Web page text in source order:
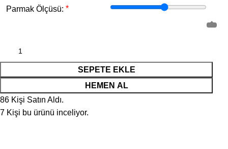
Parmak Ölçüsü: *
SEPETE EKLE
HEMEN AL
86 Kişi Satın Aldı.
7 Kişi bu ürünü inceliyor.